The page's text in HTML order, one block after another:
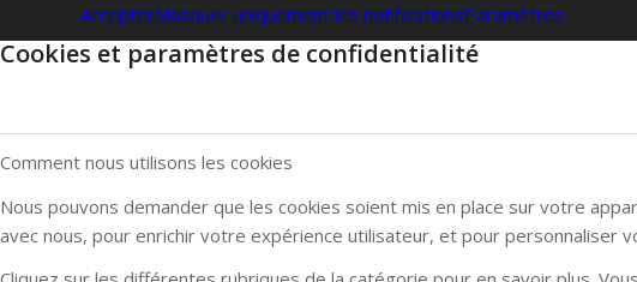
AccepterMasquer uniquement les notificationsParamètres
Cookies et paramètres de confidentialité
Comment nous utilisons les cookies
Nous pouvons demander que les cookies soient mis en place sur votre
avec nous, pour enrichir votre expérience utilisateur, et pour personnaliser